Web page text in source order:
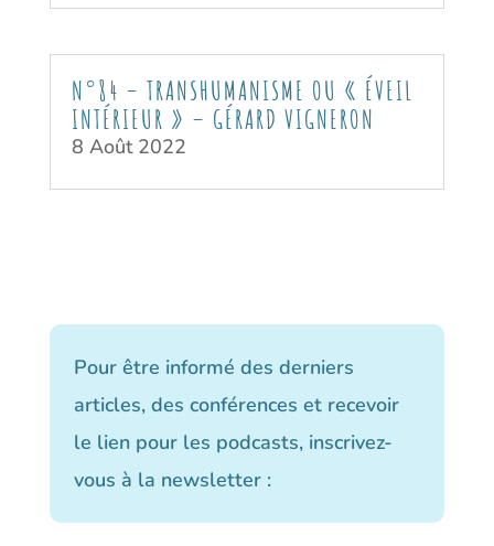
N°84 – TRANSHUMANISME OU « ÉVEIL
INTÉRIEUR » – GÉRARD VIGNERON
8 Août 2022
Pour être informé des derniers
articles, des conférences et recevoir
le lien pour les podcasts, inscrivez-
vous à la newsletter :